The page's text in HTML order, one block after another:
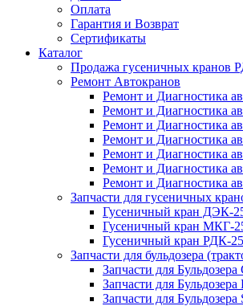
Оплата
Гарантия и Возврат
Сертификаты
Каталог
Продажа гусеничных
Ремонт Автокранов
Ремонт и Диагностика
Ремонт и Диагностика
Ремонт и Диагностика
Ремонт и Диагностика
Ремонт и Диагностика
Ремонт и Диагностика
Ремонт и Диагностика
Запчасти для гусеничных
Гусеничный кран ДЭК-
Гусеничный кран МКГ-
Гусеничный кран РДК-
Запчасти для бульдозера
Запчасти для Бульдозера
Запчасти для Бульдозера
Запчасти для Бульдозера